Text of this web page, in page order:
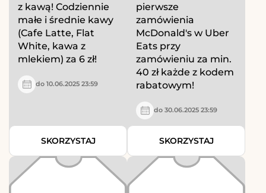
z kawą! Codziennie
małe i średnie kawy
(Cafe Latte, Flat
White, kawa z
mlekiem) za 6 zł!
do 10.06.2025 23:59
SKORZYSTAJ
pierwsze
zamówienia
McDonald's w Uber
Eats przy
zamówieniu za min.
40 zł każde z kodem
rabatowym!
do 30.06.2025 23:59
SKORZYSTAJ